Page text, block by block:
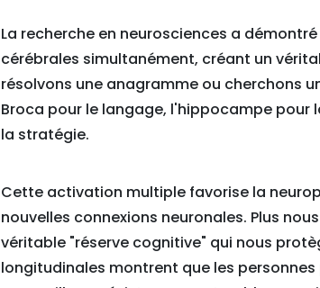
La recherche en neurosciences a
cérébrales simultanément, créant un
résolvons une anagramme ou cherchons
Broca pour le langage, l'hippocampe
la stratégie.
Cette activation multiple favorise la
nouvelles connexions neuronales. Plus
véritable "réserve cognitive" qui nous
longitudinales montrent que les